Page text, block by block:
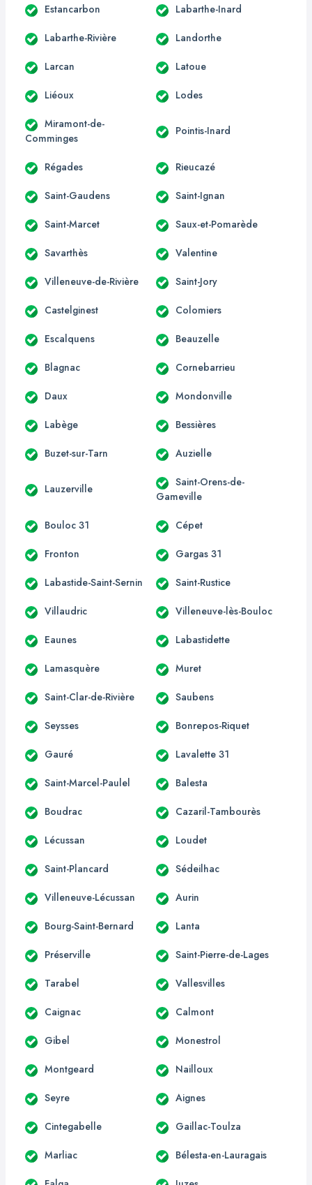
Estancarbon Labarthe-Inard
Labarthe-Rivière Landorthe
Larcan Latoue
Liéoux Lodes
Miramont-de-
Comminges
Pointis-Inard
Régades Rieucazé
Saint-Gaudens Saint-Ignan
Saint-Marcet Saux-et-Pomarède
Savarthès Valentine
Villeneuve-de-Rivière Saint-Jory
Castelginest Colomiers
Escalquens Beauzelle
Blagnac Cornebarrieu
Daux Mondonville
Labège Bessières
Buzet-sur-Tarn Auzielle
Lauzerville
Saint-Orens-de-
Gameville
Bouloc 31 Cépet
Fronton Gargas 31
Labastide-Saint-Sernin Saint-Rustice
Villaudric Villeneuve-lès-Bouloc
Eaunes Labastidette
Lamasquère Muret
Saint-Clar-de-Rivière Saubens
Seysses Bonrepos-Riquet
Gauré Lavalette 31
Saint-Marcel-Paulel Balesta
Boudrac Cazaril-Tambourès
Lécussan Loudet
Saint-Plancard Sédeilhac
Villeneuve-Lécussan Aurin
Bourg-Saint-Bernard Lanta
Préserville Saint-Pierre-de-Lages
Tarabel Vallesvilles
Caignac Calmont
Gibel Monestrol
Montgeard Nailloux
Seyre Aignes
Cintegabelle Gaillac-Toulza
Marliac Bélesta-en-Lauragais